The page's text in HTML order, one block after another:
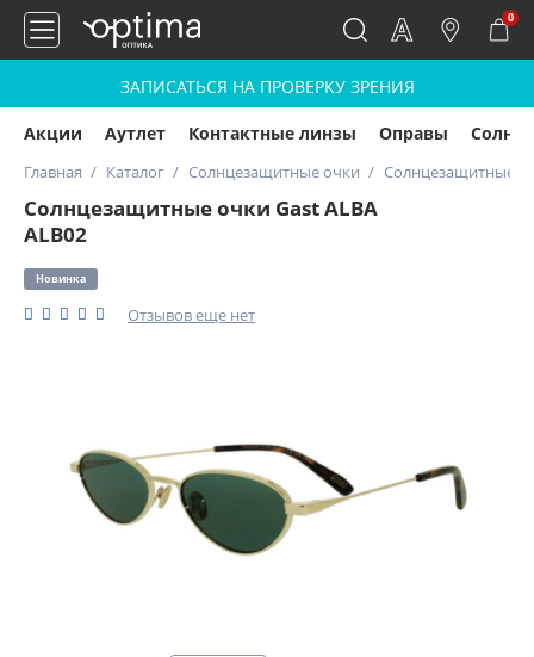
0
ЗАПИСАТЬСЯ НА ПРОВЕРКУ ЗРЕНИЯ
Акции Аутлет Контактные линзы Оправы
Главная Каталог Солнцезащитные очки Солнцезащитные
Солнцезащитные очки Gast ALBA
ALB02
Новинка
Отзывов еще нет